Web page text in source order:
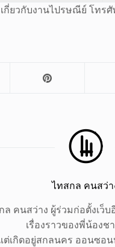
วกับงานไปรษณีย์ โทรศัพ
ไทสกล คนสว่า
คนสว่าง ผู้ร่วมก่อตั้งเว็
เรื่องราวของพี่น้องช
ต่เกิดอยู่สกลนคร ออนซ